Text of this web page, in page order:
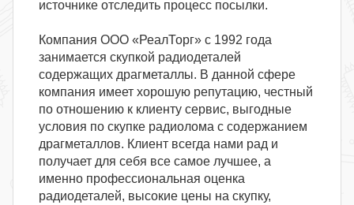
источнике отследить процесс посылки.
Компания ООО «РеалТорг» с 1992 года
занимается скупкой радиодеталей
содержащих драгметаллы. В данной сфере
компания имеет хорошую репутацию, честный
по отношению к клиенту сервис, выгодные
условия по скупке радиолома с содержанием
драгметаллов. Клиент всегда нами рад и
получает для себя все самое лучшее, а
именно профессиональная оценка
радиодеталей, высокие цены на скупку,